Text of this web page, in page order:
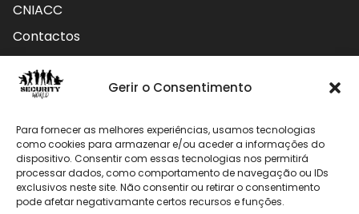
Gerir o Consentimento
Para fornecer as melhores experiências, usamos tecnologias
como cookies para armazenar e/ou aceder a informações do
dispositivo. Consentir com essas tecnologias nos permitirá
processar dados, como comportamento de navegação ou IDs
exclusivos neste site. Não consentir ou retirar o consentimento
pode afetar negativamante certos recursos e funções.
CNIACC
Contactos
Contactos
912 009 740 (Chamada para rede móvel nacional)
geral@securityworld.pt